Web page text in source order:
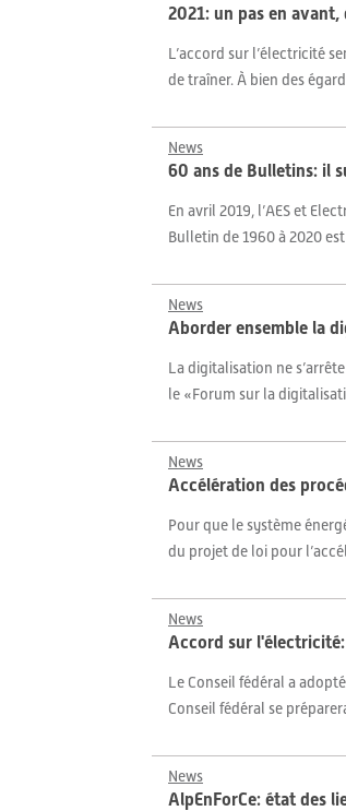
2021: un pas en
L’accord sur l’électricité
de traîner. À bien des
News
60 ans de Bulletins: il
En avril 2019, l’AES et
Bulletin de 1960 à 2020
News
Aborder ensemble la
La digitalisation ne
le «Forum sur la
News
Accélération des
Pour que le système
du projet de loi pour
News
Accord sur
Le Conseil fédéral a
Conseil fédéral se
News
AlpEnForCe: état des